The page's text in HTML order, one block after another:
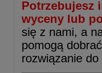
Potrzebujesz
wyceny lub
się z nami, a
pomogą
rozwiązanie